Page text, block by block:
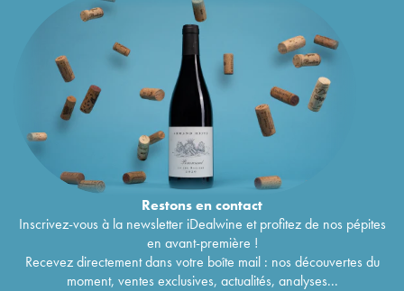
Restons encontact
Inscrivez-vous à la newsletter iDealwine et profitez de nos pépites
en avant-première !
Recevez directement dans votre boîte mail : nos découvertes du
moment, ventes exclusives, actualités, analyses...